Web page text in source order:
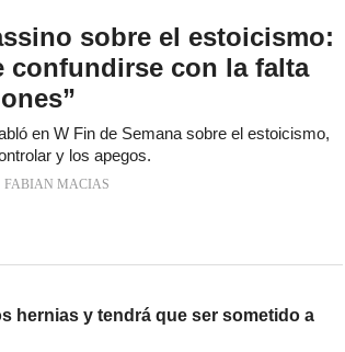
sobre el estoicismo:
confundirse con la falta
en W Fin de Semana sobre el estoicismo,
y los apegos.
FABIAN MACIAS
hernias y tendrá que ser sometido a